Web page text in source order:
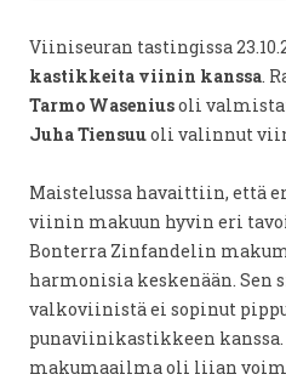
Viiniseuran tastingissa
kastikkeita viinin kanssa.
Tarmo Waseniusoli
Juha Tiensuuoli valinnut
Maistelussa havaittiin, että
viinin makuun hyvin eri
Bonterra Zinfandelin
harmonisia keskenään. Sen
valkoviinistä ei sopinut
punaviinikastikkeen
makumaailma oli liian